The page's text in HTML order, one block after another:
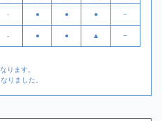
- ● ● ● −
- ● ● ▲ −
ります。
りました。